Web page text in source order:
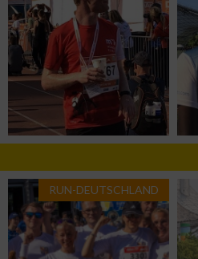
RUN-DEUTSCHLAND
Inhalten
Statistiken oder Kombinationen
der Angebote
zur Auswahl von Inhalten